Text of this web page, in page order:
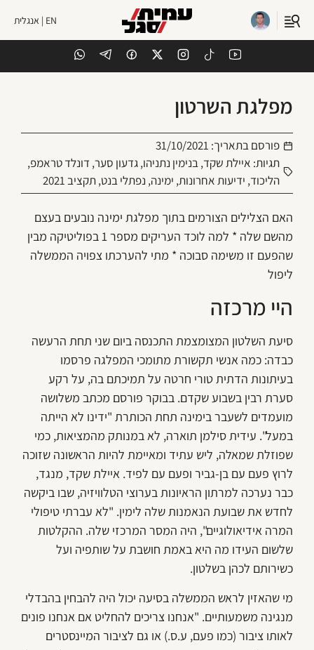
EN | אנגלית
מפלגת השרטון
פורסם בתאריך: 31/10/2021
תגיות: איילת שקד,בנימין נתניהו,גדעון סער, דונלד טראמפ,
הליכוד, ידיעות אחרונות, ימינה, נפתלי בנט,תקציב 2021
האם הצלילים הצורמים בתוך מפלגת ימינה נובעים בעצם
מהשם שלה * למה לוכד העריקים מספר 1 בפוליטיקה מבין
שהפעם זו משימה סבוכה * מתי להערכתו צפויה הממשלה
ליפול
היי מרכזה
סיעת השלטון המצומצמת התכנסה ביום שני תחת הרעשה
כבדה: כמה אנשי תקשורת מתומכי המפלגה פרסמו
בעיתונות הדתית טורי חרטה על תמיכתם בה, על רקע
סערת רבין בשבוע שקדם. בבוקר פורסם מכתב משלושה
מועמדים לשעבר בימינה תחת הכותרת "ידינו לא הייתה
במעל". עידית סילמן תוארה, לא במנותק מהמציאות, כמי
שפוזלת שמאלה, ליש עתיד ומאיימת להיות הראשונה שזוכה
לרוץ פעם עם בן-גביר ופעם עם לפיד. איילת שקד, מנגד,
כבר נערכה למרתון הראיונות בערוצי הטלוויזיה, שבו ביקשה
לחדש את שבועת הנאמנות שלה לימין. "לא עברתי טיפולי
המרה אידיאולוגיים", היה המסר המרכזי שלה. ההקלטות
שלשום העידו מה היא באמת חושבת על שותפיה ועל
כשירותם לכהן בשלטון.
מי שהאזין לראש הממשלה בסיעה יכול היה להבחין בהבדלי
מנגינה משמעותיים. "אנחנו צריכים להחליט אם אנחנו פונים
לאותו ציבור (כמו פעם, ע.ס.) או גם לציבור המיינסטרים